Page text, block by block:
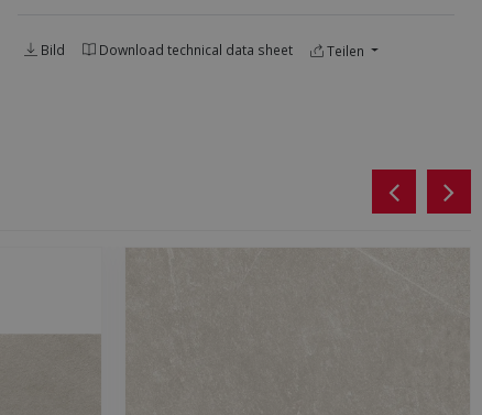
Bild Download technical data sheet Teilen